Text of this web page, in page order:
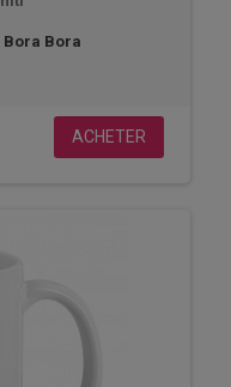
Bora Bora
ACHETER